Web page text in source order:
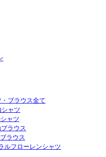
・ブラウス全て
ャツ
ャツ
ラウス
ラウス
ルフローレンシャツ